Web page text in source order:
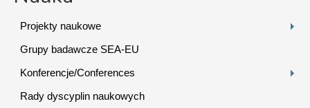
Projekty naukowe
Grupy badawcze SEA-EU
Konferencje/Conferences
Rady dyscyplin naukowych